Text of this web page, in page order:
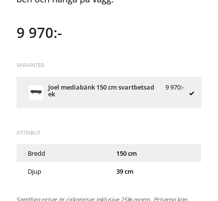
9 970:-
VARIANTER
Joel mediabänk 150 cm svartbetsad
ek
9 970:-
ATTRIBUT
Bredd 150 cm
Djup 39 cm